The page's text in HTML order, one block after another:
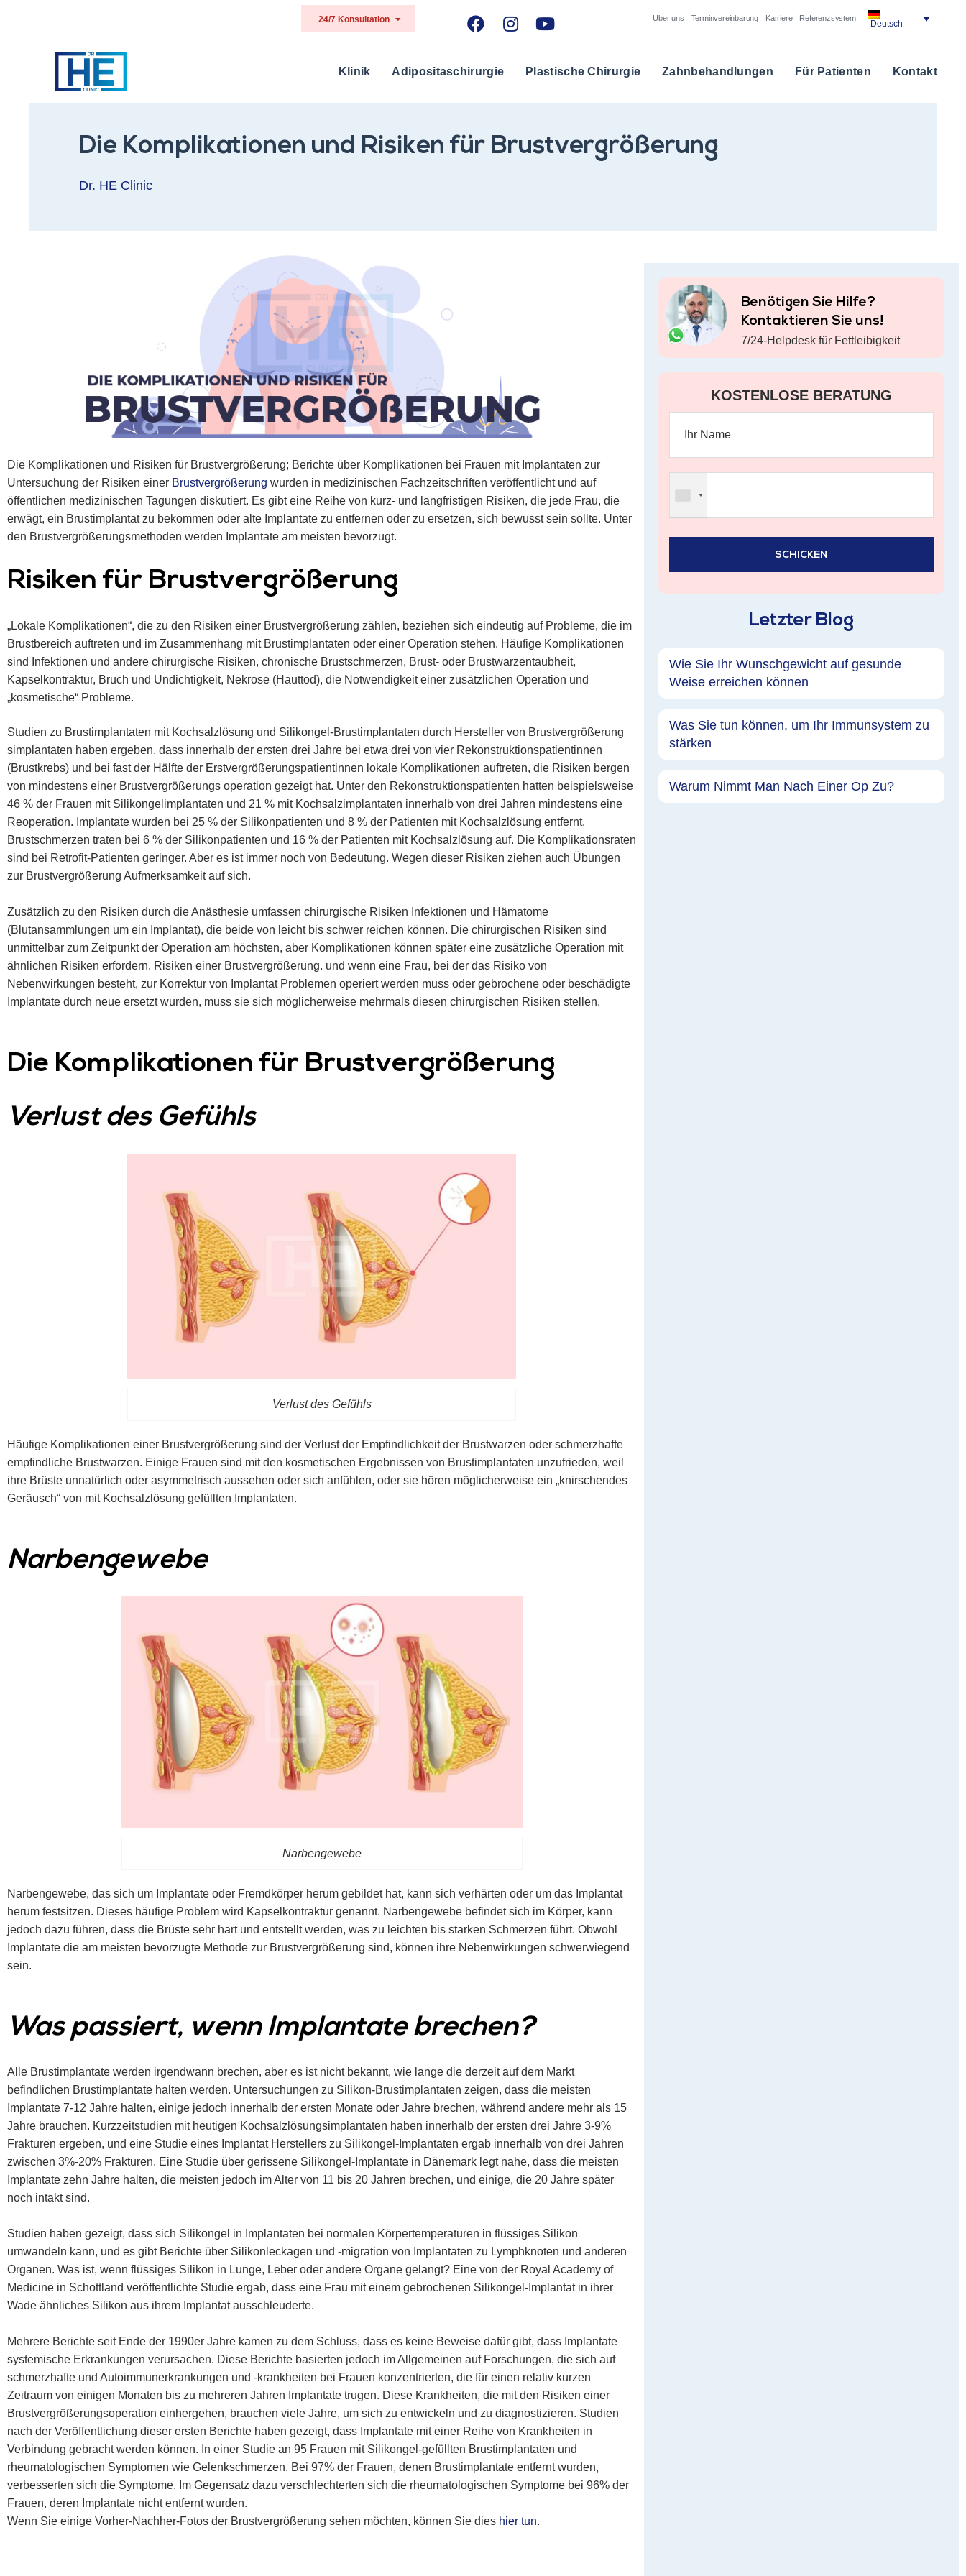
24/7 Konsultation Über uns Terminvereinbarung Karriere Referenzsystem
Deutsch
Klinik Adipositaschirurgie Plastische Chirurgie Zahnbehandlungen Für Patienten Kontakt
Die Komplikationen und Risiken für Brustvergrößerung
Dr. HE Clinic
Die Komplikationen und Risiken für Brustvergrößerung; Berichte über Komplikationen bei Frauen mit Implantaten zur
Untersuchung der Risiken einer Brustvergrößerung wurden in medizinischen Fachzeitschriften veröffentlicht und auf
öffentlichen medizinischen Tagungen diskutiert. Es gibt eine Reihe von kurz- und langfristigen Risiken, die jede Frau, die
erwägt, ein Brustimplantat zu bekommen oder alte Implantate zu entfernen oder zu ersetzen, sich bewusst sein sollte. Unter
den Brustvergrößerungsmethoden werden Implantate am meisten bevorzugt.
Risiken für Brustvergrößerung
„Lokale Komplikationen“, die zu den Risiken einer Brustvergrößerung zählen, beziehen sich eindeutig auf Probleme, die im
Brustbereich auftreten und im Zusammenhang mit Brustimplantaten oder einer Operation stehen. Häufige Komplikationen
sind Infektionen und andere chirurgische Risiken, chronische Brustschmerzen, Brust- oder Brustwarzentaubheit,
Kapselkontraktur, Bruch und Undichtigkeit, Nekrose (Hauttod), die Notwendigkeit einer zusätzlichen Operation und
„kosmetische“ Probleme.
Studien zu Brustimplantaten mit Kochsalzlösung und Silikongel-Brustimplantaten durch Hersteller von Brustvergrößerung
simplantaten haben ergeben, dass innerhalb der ersten drei Jahre bei etwa drei von vier Rekonstruktionspatientinnen
(Brustkrebs) und bei fast der Hälfte der Erstvergrößerungspatientinnen lokale Komplikationen auftreten, die Risiken bergen
von mindestens einer Brustvergrößerungs operation gezeigt hat. Unter den Rekonstruktionspatienten hatten beispielsweise
46 % der Frauen mit Silikongelimplantaten und 21 % mit Kochsalzimplantaten innerhalb von drei Jahren mindestens eine
Reoperation. Implantate wurden bei 25 % der Silikonpatienten und 8 % der Patienten mit Kochsalzlösung entfernt.
Brustschmerzen traten bei 6 % der Silikonpatienten und 16 % der Patienten mit Kochsalzlösung auf. Die Komplikationsraten
sind bei Retrofit-Patienten geringer. Aber es ist immer noch von Bedeutung. Wegen dieser Risiken ziehen auch Übungen
zur Brustvergrößerung Aufmerksamkeit auf sich.
Zusätzlich zu den Risiken durch die Anästhesie umfassen chirurgische Risiken Infektionen und Hämatome
(Blutansammlungen um ein Implantat), die beide von leicht bis schwer reichen können. Die chirurgischen Risiken sind
unmittelbar zum Zeitpunkt der Operation am höchsten, aber Komplikationen können später eine zusätzliche Operation mit
ähnlichen Risiken erfordern. Risiken einer Brustvergrößerung. und wenn eine Frau, bei der das Risiko von
Nebenwirkungen besteht, zur Korrektur von Implantat Problemen operiert werden muss oder gebrochene oder beschädigte
Implantate durch neue ersetzt wurden, muss sie sich möglicherweise mehrmals diesen chirurgischen Risiken stellen.
Die Komplikationen für Brustvergrößerung
Verlust des Gefühls
Verlust des Gefühls
Häufige Komplikationen einer Brustvergrößerung sind der Verlust der Empfindlichkeit der Brustwarzen oder schmerzhafte
empfindliche Brustwarzen. Einige Frauen sind mit den kosmetischen Ergebnissen von Brustimplantaten unzufrieden, weil
ihre Brüste unnatürlich oder asymmetrisch aussehen oder sich anfühlen, oder sie hören möglicherweise ein „knirschendes
Geräusch“ von mit Kochsalzlösung gefüllten Implantaten.
Narbengewebe
Narbengewebe
Narbengewebe, das sich um Implantate oder Fremdkörper herum gebildet hat, kann sich verhärten oder um das Implantat
herum festsitzen. Dieses häufige Problem wird Kapselkontraktur genannt. Narbengewebe befindet sich im Körper, kann
jedoch dazu führen, dass die Brüste sehr hart und entstellt werden, was zu leichten bis starken Schmerzen führt. Obwohl
Implantate die am meisten bevorzugte Methode zur Brustvergrößerung sind, können ihre Nebenwirkungen schwerwiegend
sein.
Was passiert, wenn Implantate brechen?
Alle Brustimplantate werden irgendwann brechen, aber es ist nicht bekannt, wie lange die derzeit auf dem Markt
befindlichen Brustimplantate halten werden. Untersuchungen zu Silikon-Brustimplantaten zeigen, dass die meisten
Implantate 7-12 Jahre halten, einige jedoch innerhalb der ersten Monate oder Jahre brechen, während andere mehr als 15
Jahre brauchen. Kurzzeitstudien mit heutigen Kochsalzlösungsimplantaten haben innerhalb der ersten drei Jahre 3-9%
Frakturen ergeben, und eine Studie eines Implantat Herstellers zu Silikongel-Implantaten ergab innerhalb von drei Jahren
zwischen 3%-20% Frakturen. Eine Studie über gerissene Silikongel-Implantate in Dänemark legt nahe, dass die meisten
Implantate zehn Jahre halten, die meisten jedoch im Alter von 11 bis 20 Jahren brechen, und einige, die 20 Jahre später
noch intakt sind.
Studien haben gezeigt, dass sich Silikongel in Implantaten bei normalen Körpertemperaturen in flüssiges Silikon
umwandeln kann, und es gibt Berichte über Silikonleckagen und -migration von Implantaten zu Lymphknoten und anderen
Organen. Was ist, wenn flüssiges Silikon in Lunge, Leber oder andere Organe gelangt? Eine von der Royal Academy of
Medicine in Schottland veröffentlichte Studie ergab, dass eine Frau mit einem gebrochenen Silikongel-Implantat in ihrer
Wade ähnliches Silikon aus ihrem Implantat ausschleuderte.
Mehrere Berichte seit Ende der 1990er Jahre kamen zu dem Schluss, dass es keine Beweise dafür gibt, dass Implantate
systemische Erkrankungen verursachen. Diese Berichte basierten jedoch im Allgemeinen auf Forschungen, die sich auf
schmerzhafte und Autoimmunerkrankungen und -krankheiten bei Frauen konzentrierten, die für einen relativ kurzen
Zeitraum von einigen Monaten bis zu mehreren Jahren Implantate trugen. Diese Krankheiten, die mit den Risiken einer
Brustvergrößerungsoperation einhergehen, brauchen viele Jahre, um sich zu entwickeln und zu diagnostizieren. Studien
nach der Veröffentlichung dieser ersten Berichte haben gezeigt, dass Implantate mit einer Reihe von Krankheiten in
Verbindung gebracht werden können. In einer Studie an 95 Frauen mit Silikongel-gefüllten Brustimplantaten und
rheumatologischen Symptomen wie Gelenkschmerzen. Bei 97% der Frauen, denen Brustimplantate entfernt wurden,
verbesserten sich die Symptome. Im Gegensatz dazu verschlechterten sich die rheumatologischen Symptome bei 96% der
Frauen, deren Implantate nicht entfernt wurden.
Wenn Sie einige Vorher-Nachher-Fotos der Brustvergrößerung sehen möchten, können Sie dies hier tun.
Benötigen Sie Hilfe?
Kontaktieren Sie uns!
7/24-Helpdesk für Fettleibigkeit
KOSTENLOSE BERATUNG
Letzter Blog
Wie Sie Ihr Wunschgewicht auf gesunde
Weise erreichen können
Was Sie tun können, um Ihr Immunsystem zu
stärken
Warum Nimmt Man Nach Einer Op Zu?